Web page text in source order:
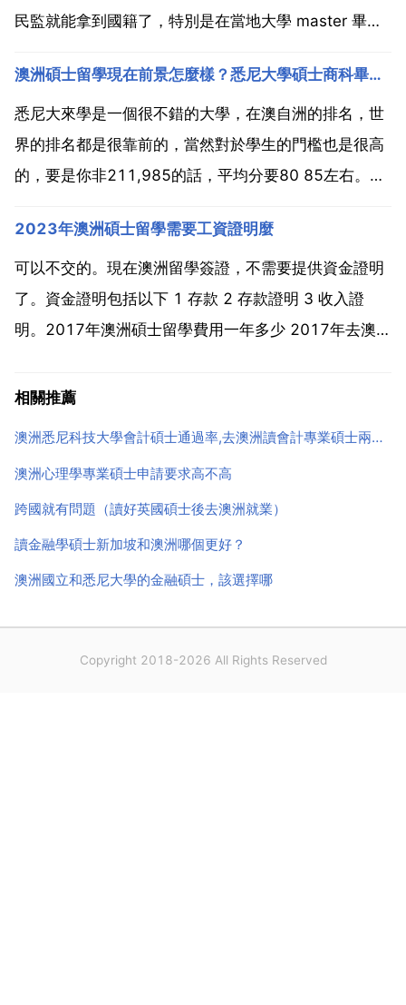
民監就能拿到國籍了，特別是在當地大學 master 畢
後去那也很容易，因為都是英聯邦國 common wealth
教育等等都是一個系統的 如果你將來是打...
澳洲碩士留學現在前景怎麼樣？悉尼大學碩士商科畢業起薪如何
悉尼大來學是一個很不錯的大學，在澳自洲的排名，世
界的排名都是很靠前的，當然對於學生的門檻也是很高
的，要是你非211,985的話，平均分要80 85左右。悉
塊左右吧。不知道現在怎麼樣了，租房子，車費，個人
感覺都比墨爾本的要貴。當然。這兩個城市都比西
澳，...
2023年澳洲碩士留學需要工資證明麼
可以不交的。現在澳洲留學簽證，不需要提供資金證明
了。資金證明包括以下 1 存款 2 存款證明 3 收入證
明。2017年澳洲碩士留學費用一年多少 2017年去澳大
年的，每年的學費根據所選的學校 專業的不同有所差
相關推薦
澳洲悉尼科技大學會計碩士通過率,去澳洲讀會計專業碩士兩年，選悉尼科技大學還是阿德萊德大學？有移民打算，但親戚在悉尼。求指教！謝謝！
澳洲心理學專業碩士申請要求高不高
跨國就有問題（讀好英國碩士後去澳洲就業）
讀金融學碩士新加坡和澳洲哪個更好？
澳洲國立和悉尼大學的金融碩士，該選擇哪
Copyright 2018-2026 All Rights Reserved